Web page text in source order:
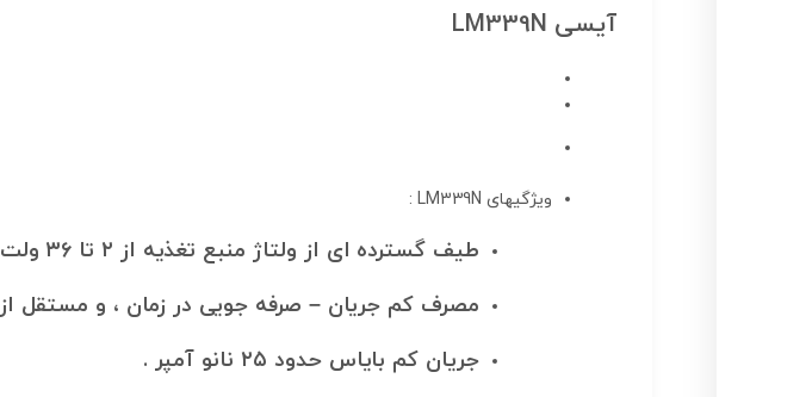
آیسی LM339N
ویژگیهای LM339N :
طیف گسترده ای از ولتاژ منبع تغذیه از ۲ تا ۳۶ ولت .
مصرف کم جریان – صرفه جویی در زمان ، و مستقل از
جریان کم بایاس حدود ۲۵ نانو آمپر .